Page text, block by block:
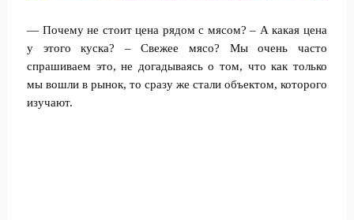
— Почему не стоит цена рядом с мясом? – А какая цена
у этого куска? – Свежее мясо? Мы очень часто
спрашиваем это, не догадываясь о том, что как только
мы вошли в рынок, то сразу же стали объектом, которого
изучают.